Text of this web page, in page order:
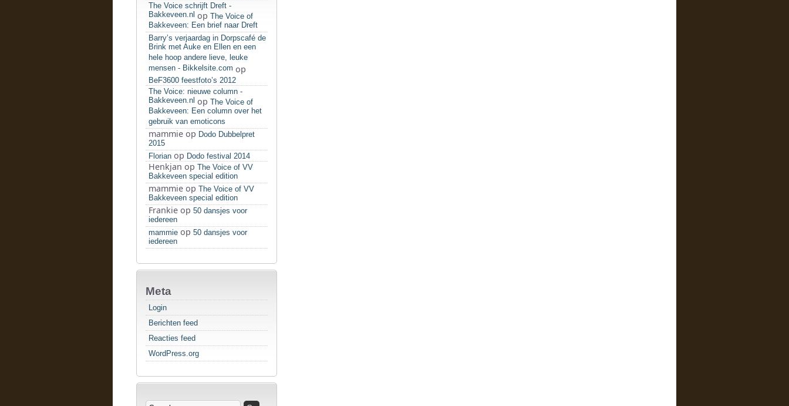
The Voice schrijft Dreft -
Bakkeveen.nl op The Voice of
Bakkeveen: Een brief naar Dreft
Barry’s verjaardag in Dorpscafé de
Brink met Auke en Ellen en een
hele hoop andere lieve, leuke
mensen - Bikkelsite.com op
BeF3600 feestfoto’s 2012
The Voice: nieuwe column -
Bakkeveen.nl op The Voice of
Bakkeveen: Een column over het
gebruik van emoticons
mammie op Dodo Dubbelpret
2015
Florian op Dodo festival 2014
Henkjan op The Voice of VV
Bakkeveen special edition
mammie op The Voice of VV
Bakkeveen special edition
Frankie op 50 dansjes voor
iedereen
mammie op 50 dansjes voor
iedereen
Meta
Login
Berichten feed
Reacties feed
WordPress.org